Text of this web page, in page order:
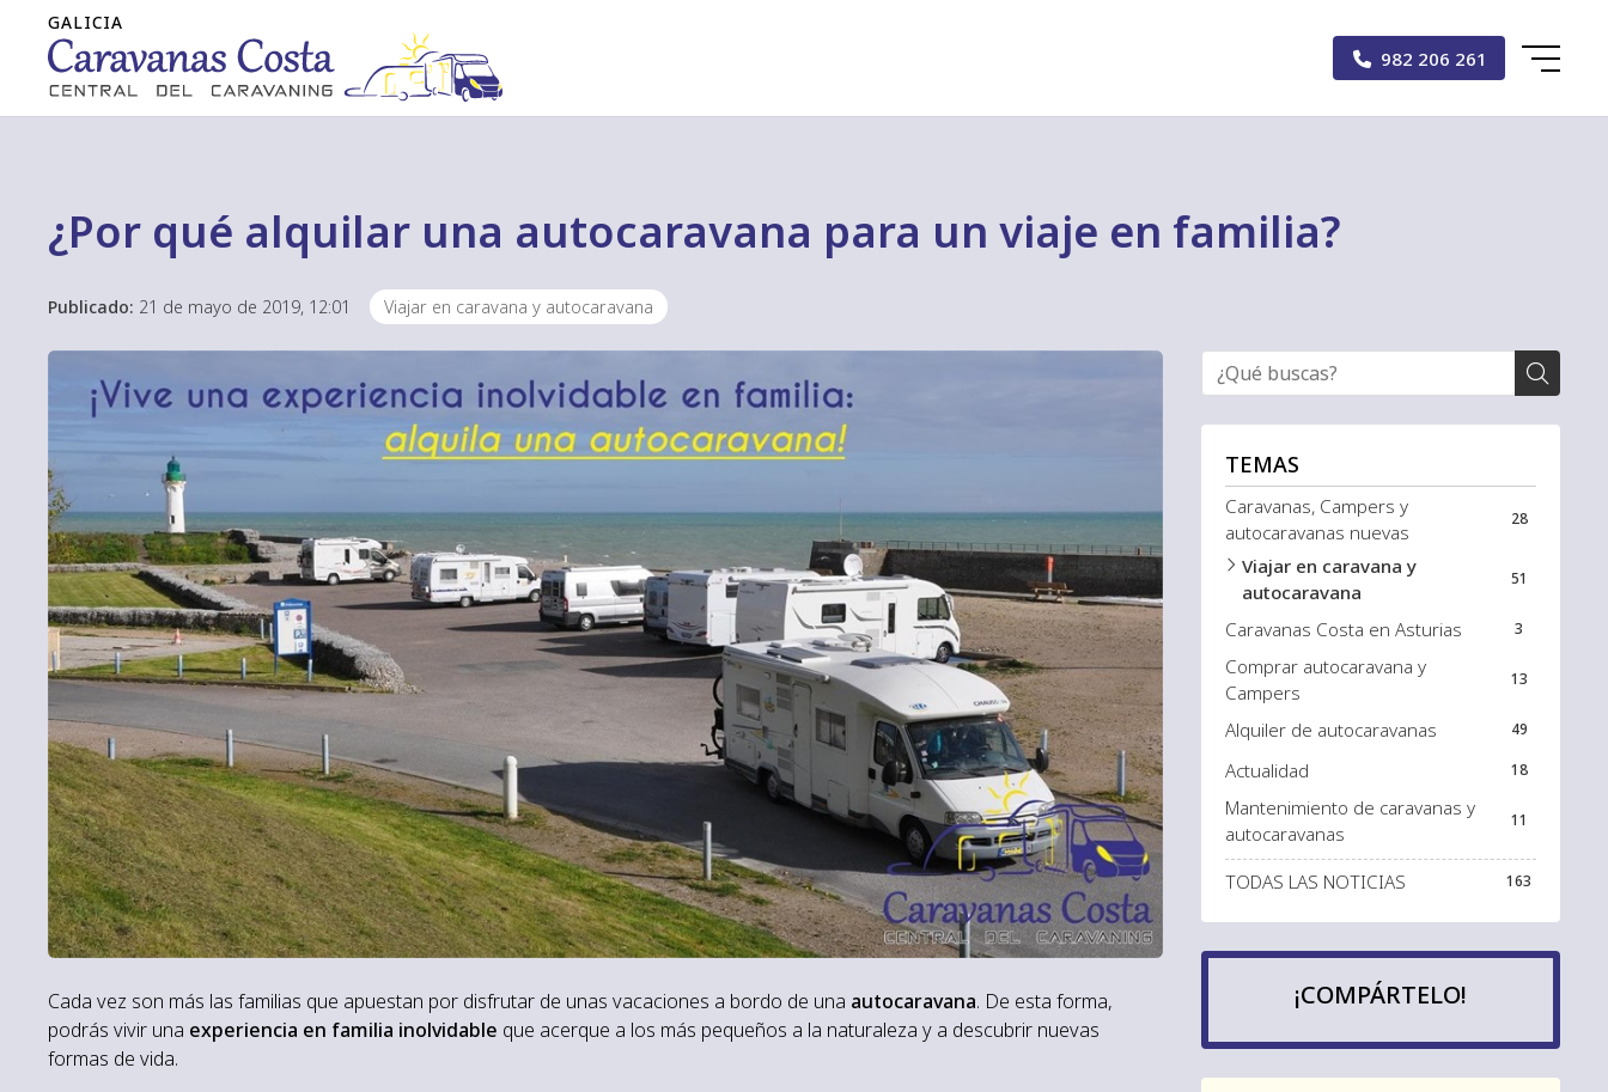
982 206 261
¿Por qué alquilar una autocaravana para un viaje en familia?
Publicado: 21 de mayo de 2019, 12:01 Viajar en caravana y autocaravana
TEMAS
TODAS LAS NOTICIAS 163
Caravanas, Campers y
autocaravanas nuevas
28
Viajar en caravana y
autocaravana
51
Caravanas Costa en Asturias 3
Comprar autocaravana y
Campers
13
Alquiler de autocaravanas 49
Actualidad 18
Mantenimiento de caravanas y
autocaravanas
11
Cada vez son más las familias que apuestan por disfrutar de unas vacaciones a bordo de una autocaravana. De esta forma,
podrás vivir una experiencia en familia inolvidable que acerque a los más pequeños a la naturaleza y a descubrir nuevas
formas de vida.
¡COMPÁRTELO!